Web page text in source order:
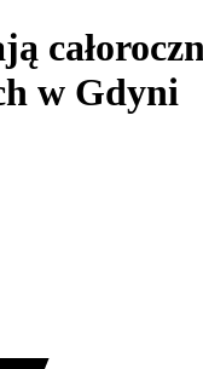
w Gdyni